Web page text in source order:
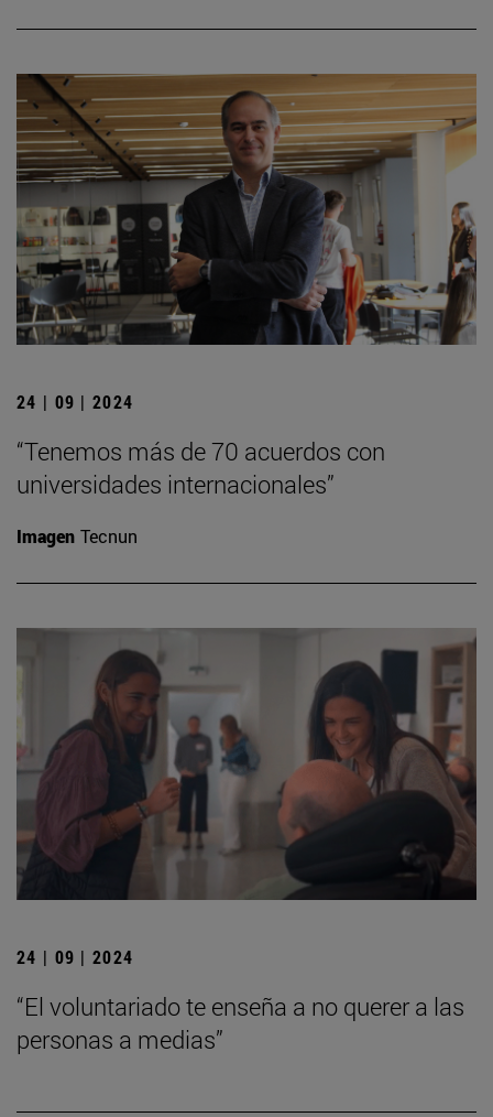
24 | 09 | 2024
“Tenemos más de 70 acuerdos con
universidades internacionales”
Imagen Tecnun
24 | 09 | 2024
“El voluntariado te enseña a no querer a las
personas a medias”